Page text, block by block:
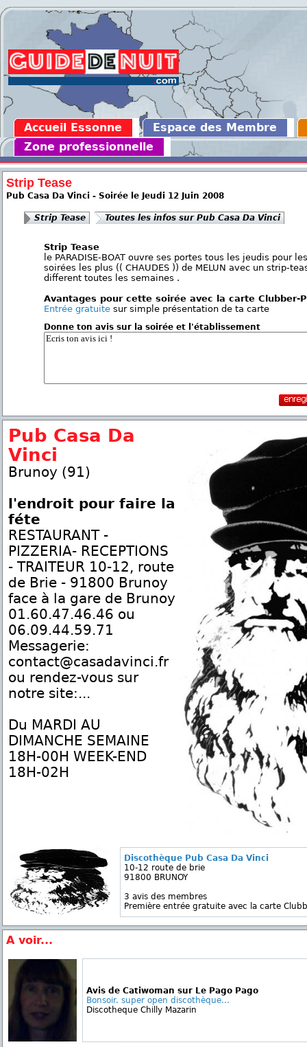
Accueil Essonne
Espace des Membre
Zone professionnelle
Strip Tease
Pub Casa Da Vinci - Soirée le Jeudi 12 Juin 2008
Strip Tease Toutes les infos sur Pub Casa Da Vinci
Strip Tease
le PARADISE-BOAT ouvre ses portes tous les jeudis pour les
soirées les plus (( CHAUDES )) de MELUN avec un strip-
different toutes les semaines .
Avantages pour cette soirée avec la carte Clubber-
Entrée gratuite sur simple présentation de ta carte
Donne ton avis sur la soirée et l'établissement
Pub Casa Da
Vinci
Brunoy (91)
l'endroit pour faire la
féte
RESTAURANT -
PIZZERIA- RECEPTIONS
- TRAITEUR 10-12, route
de Brie - 91800 Brunoy
face à la gare de Brunoy
01.60.47.46.46 ou
06.09.44.59.71
Messagerie:
contact@casadavinci.fr
ou rendez-vous sur
notre site:...
Du MARDI AU
DIMANCHE SEMAINE
18H-00H WEEK-END
18H-02H
Discothèque Pub Casa Da Vinci
10-12 route de brie
91800 BRUNOY
3 avis des membres
Première entrée gratuite avec la carte
A voir...
Avis de Catiwoman sur Le Pago Pago
Bonsoir. super open discothèque...
Discotheque Chilly Mazarin